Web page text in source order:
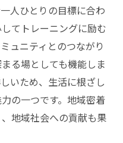
チの効果
ッチ
ジムストレッチの魅
る
声
ンドとして
人ひとりの目標に合わ
てトレーニングに励む
ュニティとのつながり
る場としても機能しま
いため、生活に根ざし
の一つです。地域密着
地域社会への貢献も果